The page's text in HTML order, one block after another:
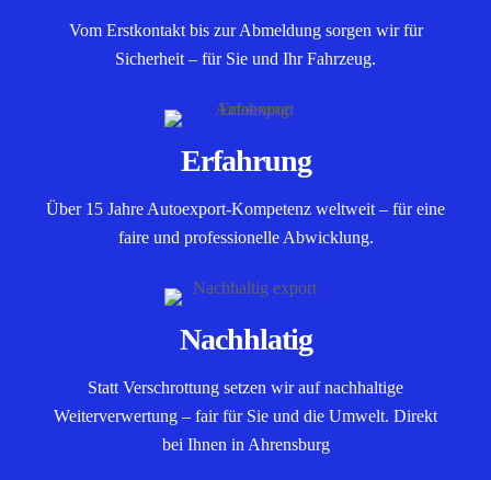
Vom Erstkontakt bis zur Abmeldung sorgen wir für
Sicherheit – für Sie und Ihr Fahrzeug.
Erfahrung
Über 15 Jahre Autoexport-Kompetenz weltweit – für eine
faire und professionelle Abwicklung.
Nachhlatig
Statt Verschrottung setzen wir auf nachhaltige
Weiterverwertung – fair für Sie und die Umwelt. Direkt
bei Ihnen in Ahrensburg